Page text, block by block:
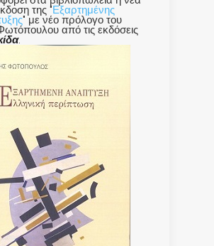
της "Εξαρτημένης
" με νέο πρόλογο του
από τις εκδόσεις
.